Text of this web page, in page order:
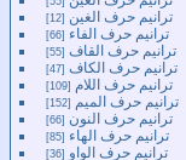
ترانيم حرف الغين 12
ترانيم حرف الفاء 66
ترانيم حرف القاف 55
ترانيم حرف الكاف 47
ترانيم حرف اللام 109
ترانيم حرف الميم 152
ترانيم حرف النون 66
ترانيم حرف الهاء 85
ترانيم حرف الواو 36